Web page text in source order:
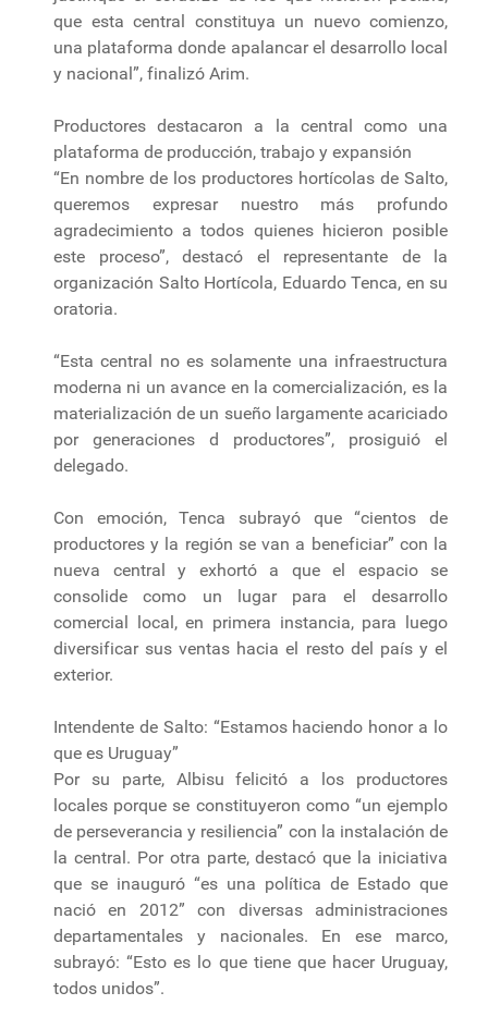
que esta central constituya un nuevo comienzo,
una plataforma donde apalancar el desarrollo local
y nacional”, finalizó Arim.
Productores destacaron a la central como una
plataforma de producción, trabajo y expansión
“En nombre de los productores hortícolas de Salto,
queremos expresar nuestro más profundo
agradecimiento a todos quienes hicieron posible
este proceso”, destacó el representante de la
organización Salto Hortícola, Eduardo Tenca, en su
oratoria.
“Esta central no es solamente una infraestructura
moderna ni un avance en la comercialización, es la
materialización de un sueño largamente acariciado
por generaciones d productores”, prosiguió el
delegado.
Con emoción, Tenca subrayó que “cientos de
productores y la región se van a beneficiar” con la
nueva central y exhortó a que el espacio se
consolide como un lugar para el desarrollo
comercial local, en primera instancia, para luego
diversificar sus ventas hacia el resto del país y el
exterior.
Intendente de Salto: “Estamos haciendo honor a lo
que es Uruguay”
Por su parte, Albisu felicitó a los productores
locales porque se constituyeron como “un ejemplo
de perseverancia y resiliencia” con la instalación de
la central. Por otra parte, destacó que la iniciativa
que se inauguró “es una política de Estado que
nació en 2012” con diversas administraciones
departamentales y nacionales. En ese marco,
subrayó: “Esto es lo que tiene que hacer Uruguay,
todos unidos”.